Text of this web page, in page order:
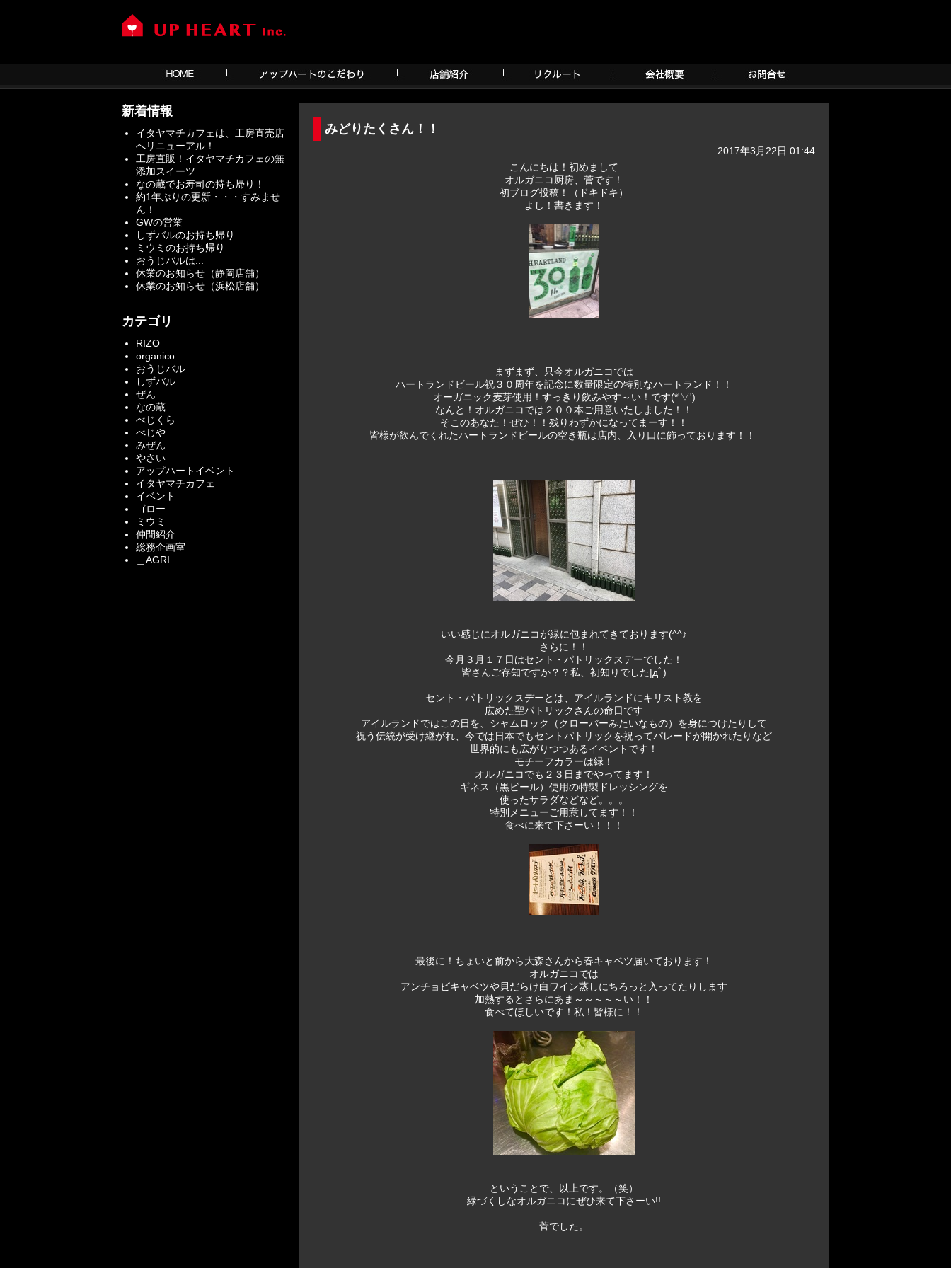
みどりたくさん！！
2017年3月22日 01:44
こんにちは！初めまして
オルガニコ厨房、菅です！
初ブログ投稿！（ドキドキ）
よし！書きます！
まずまず、只今オルガニコでは
ハートランドビール祝３０周年を記念に数量限定の特別なハートランド！！
オーガニック麦芽使用！すっきり飲みやす～い！です(*'▽')
なんと！オルガニコでは２００本ご用意いたしました！！
そこのあなた！ぜひ！！残りわずかになってまーす！！
皆様が飲んでくれたハートランドビールの空き瓶は店内、入り口に飾っております！！
いい感じにオルガニコが緑に包まれてきております(^^♪
さらに！！
今月３月１７日はセント・パトリックスデーでした！
皆さんご存知ですか？？私、初知りでした|дﾟ)
セント・パトリックスデーとは、アイルランドにキリスト教を
広めた聖パトリックさんの命日です
アイルランドではこの日を、シャムロック（クローバーみたいなもの）を身につけたりして
祝う伝統が受け継がれ、今では日本でもセントパトリックを祝ってパレードが開かれたりなど
世界的にも広がりつつあるイベントです！
モチーフカラーは緑！
オルガニコでも２３日までやってます！
ギネス（黒ビール）使用の特製ドレッシングを
使ったサラダなどなど。。。
特別メニューご用意してます！！
食べに来て下さーい！！！
最後に！ちょいと前から大森さんから春キャベツ届いております！
オルガニコでは
アンチョビキャベツや貝だらけ白ワイン蒸しにちろっと入ってたりします
加熱するとさらにあま～～～～～い！！
食べてほしいです！私！皆様に！！
ということで、以上です。（笑）
緑づくしなオルガニコにぜひ来て下さーい!!
菅でした。
新着情報
イタヤマチカフェは、工房直売店
へリニューアル！
工房直販！イタヤマチカフェの無
添加スイーツ
なの蔵でお寿司の持ち帰り！
約1年ぶりの更新・・・すみませ
ん！
GWの営業
しずバルのお持ち帰り
ミウミのお持ち帰り
おうじバルは...
休業のお知らせ（静岡店舗）
休業のお知らせ（浜松店舗）
カテゴリ
RIZO
organico
おうじバル
しずバル
ぜん
なの蔵
べじくら
べじや
みぜん
やさい
アップハートイベント
イタヤマチカフェ
イベント
ゴロー
ミウミ
仲間紹介
総務企画室
＿AGRI